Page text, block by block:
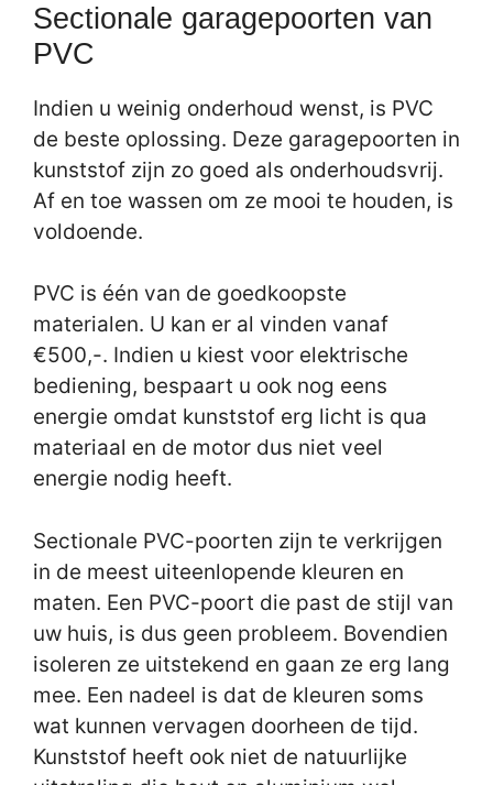
Sectionale garagepoorten van
PVC
Indien u weinig onderhoud wenst, is PVC
de beste oplossing. Deze garagepoorten in
kunststof zijn zo goed als onderhoudsvrij.
Af en toe wassen om ze mooi te houden, is
voldoende.
PVC is één van de goedkoopste
materialen. U kan er al vinden vanaf
€500,-. Indien u kiest voor elektrische
bediening, bespaart u ook nog eens
energie omdat kunststof erg licht is qua
materiaal en de motor dus niet veel
energie nodig heeft.
Sectionale PVC-poorten zijn te verkrijgen
in de meest uiteenlopende kleuren en
maten. Een PVC-poort die past de stijl van
uw huis, is dus geen probleem. Bovendien
isoleren ze uitstekend en gaan ze erg lang
mee. Een nadeel is dat de kleuren soms
wat kunnen vervagen doorheen de tijd.
Kunststof heeft ook niet de natuurlijke